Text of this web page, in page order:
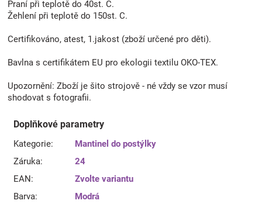
Praní při teplotě do 40st. C.
Žehlení při teplotě do 150st. C.
Certifikováno, atest, 1.jakost (zboží určené pro děti).
Bavlna s certifikátem EU pro ekologii textilu OKO-TEX.
Upozornění: Zboží je šito strojově - né vždy se vzor musí
shodovat s fotografii.
Doplňkové parametry
Kategorie:
Mantinel do postýlky
Záruka:
24
EAN:
Zvolte variantu
Barva:
Modrá